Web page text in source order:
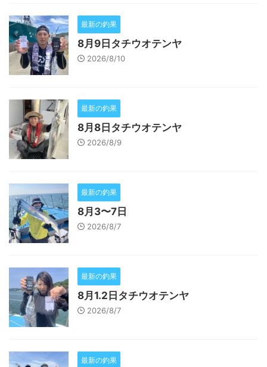
最新の釣果
8月9日タチウオテンヤ
2026/8/10
最新の釣果
8月8日タチウオテンヤ
2026/8/9
最新の釣果
8月3〜7日
2026/8/7
最新の釣果
8月1.2日タチウオテンヤ
2026/8/7
最新の釣果